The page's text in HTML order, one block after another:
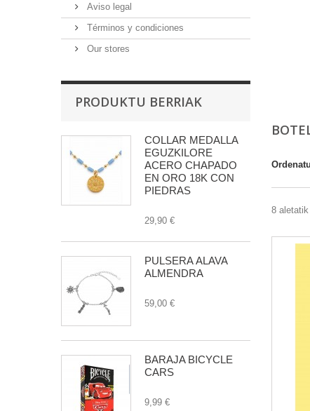
Aviso legal
Términos y condiciones
Our stores
PRODUKTU BERRIAK
COLLAR MEDALLA
EGUZKILORE
ACERO CHAPADO
EN ORO 18K CON
PIEDRAS
29,90 €
PULSERA ÁLAVA
ALMENDRA
59,00 €
BARAJA BICYCLE
CARS
9,99 €
8